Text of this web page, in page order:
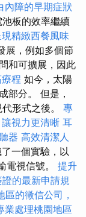
內障的早期症狀
板的效率繼續
精緻西餐風味
展，例如多個節
和可擴展，因此
程 如今，太陽
部分。 但是，
形式之後。 專
視力更清晰 耳
器 高效清潔人
一個實驗，以
電視信號。 提升
的最新申請規
區的徵信公司，
業處理桃園地區